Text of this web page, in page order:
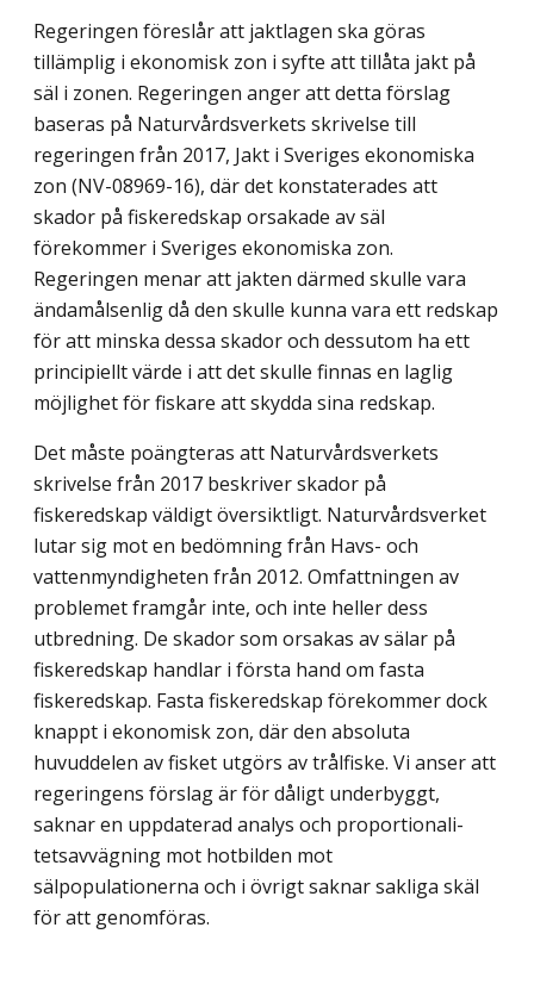
Regeringen föreslår att jaktlagen ska göras
tillämplig i ekonomisk zon i syfte att tillåta jakt på
säl i zonen. Regeringen anger att detta förslag
baseras på Naturvårdsverkets skrivelse till
regeringen från 2017, Jakt i Sveriges ekonomiska
zon (NV-08969-16), där det konstaterades att
skador på fiskeredskap orsakade av säl
förekommer i Sveriges ekonomiska zon.
Regeringen menar att jakten därmed skulle vara
ändamålsenlig då den skulle kunna vara ett redskap
för att minska dessa skador och dessutom ha ett
principiellt värde i att det skulle finnas en laglig
möjlighet för fiskare att skydda sina redskap.
Det måste poängteras att Naturvårdsverkets
skrivelse från 2017 beskriver skador på
fiskeredskap väldigt översiktligt. Naturvårdsverket
lutar sig mot en bedömning från Havs- och
vattenmyndigheten från 2012. Omfattningen av
problemet framgår inte, och inte heller dess
utbredning. De skador som orsakas av sälar på
fiskeredskap handlar i första hand om fasta
fiskeredskap. Fasta fiskeredskap förekommer dock
knappt i eko­nomisk zon, där den absoluta
huvuddelen av fisket utgörs av trålfiske. Vi anser att
reger­ingens förslag är för dåligt underbyggt,
saknar en uppdaterad analys och propor­tionali­
tetsavvägning mot hotbilden mot
sälpopulationerna och i övrigt saknar sakliga skäl
för att genomföras.